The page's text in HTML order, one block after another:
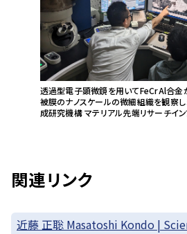
透過型電子顕微鏡を用いてFeCrAl合金
被膜のナノスケールの微細組織を観察
成研究機構 マテリアル先端リサーチインフ
関連リンク
近藤 正聡 Masatoshi Kondo |